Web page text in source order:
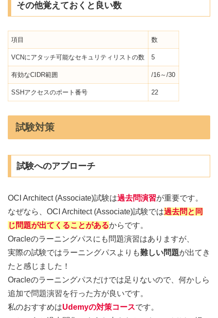
その他覚えておくと良い数
項目 数
VCNにアタッチ可能なセキュリティリストの数 5
有効なCIDR範囲 /16～/30
SSHアクセスのポート番号 22
試験対策
試験へのアプローチ
OCI Architect (Associate)試験は過去問演習が重要です。
なぜなら、OCI Architect (Associate)試験では過去問と同
じ問題が出てくることがあるからです。
Oracleのラーニングパスにも問題演習はありますが、
実際の試験ではラーニングパスよりも難しい問題が出てき
たと感じました！
Oracleのラーニングパスだけでは足りないので、何かしら
追加で問題演習を行った方が良いです。
私のおすすめはUdemyの対策コースです。